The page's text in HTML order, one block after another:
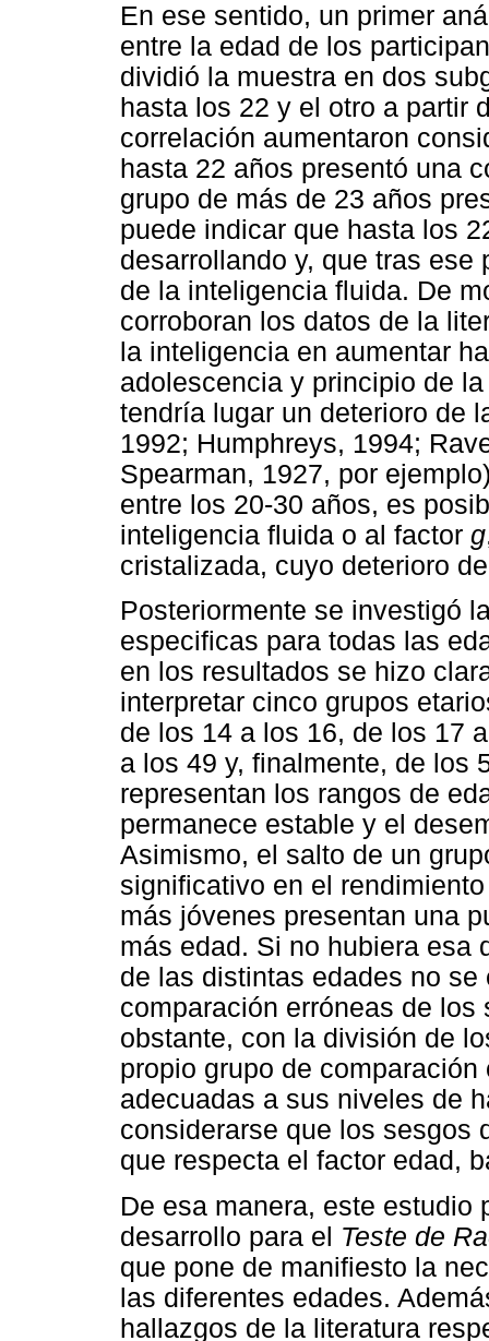
En ese sentido, un primer
entre la edad de los
dividió la muestra en dos
hasta los 22 y el otro a partir
correlación aumentaron
hasta 22 años presentó una
grupo de más de 23 años
puede indicar que hasta los
desarrollando y, que tras
de la inteligencia fluida. De
corroboran los datos de la
la inteligencia en aumentar
adolescencia y principio de
tendría lugar un deterioro de
1992; Humphreys, 1994;
Spearman, 1927, por
entre los 20-30 años, es
inteligencia fluida o al factor g
cristalizada, cuyo deterioro
Posteriormente se investigó
especificas para todas las
en los resultados se hizo
interpretar cinco grupos
de los 14 a los 16, de los 17
a los 49 y, finalmente, de los
representan los rangos de
permanece estable y el
Asimismo, el salto de un
significativo en el
más jóvenes presentan una
más edad. Si no hubiera esa
de las distintas edades no
comparación erróneas de
obstante, con la división de
propio grupo de
adecuadas a sus niveles de
considerarse que los sesgos
que respecta el factor edad,
De esa manera, este estudio
desarrollo para el Teste de
que pone de manifiesto la
las diferentes edades.
hallazgos de la literatura